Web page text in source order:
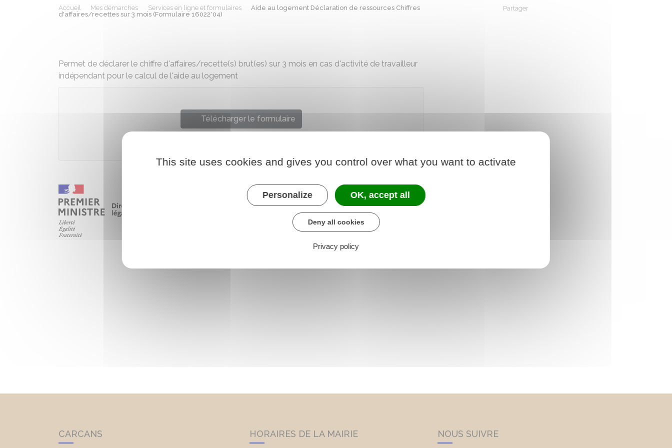
Accueil Mes démarches Services en ligne et formulaires
Aide au logement Déclaration de ressources Chiffres
d'affaires/recettes sur 3 mois (Formulaire 16022*04)
Partager
Permet de déclarer le chiffre d'affaires/recette(s) brut(es) sur 3 mois en cas d'activité de travailleur
indépendant pour le calcul de l'aide au logement
Télécharger le formulaire
CARCANS HORAIRES DE LA MAIRIE NOUS SUIVRE
This site uses cookies and gives you control over what you want to activate
Personalize OK, accept all
Deny all cookies
Privacy policy